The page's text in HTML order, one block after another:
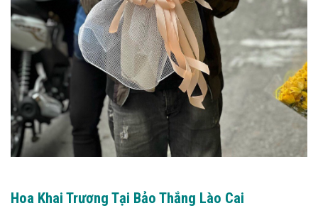
Hoa Khai Trương Tại Bảo Thắng Lào Cai